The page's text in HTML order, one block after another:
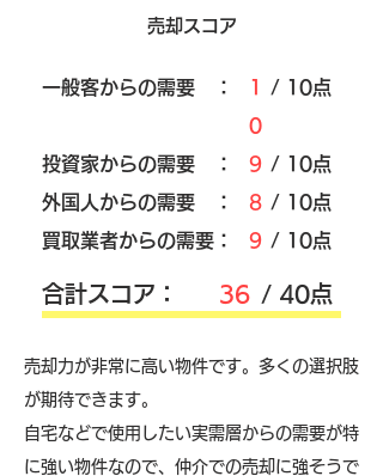
売却スコア
​一般客からの需要 ：
1
0
/ 10点
​投資家からの需要 ： 9 / 10点
外国人からの需要 ：
8 / 10点
買取業者からの需要：
9 / 10点
​合計スコア： 36 / 40点
売却力が非常に高い物件です。多くの選択肢
が期待できます。
自宅などで使用したい実需層からの需要が特
に強い物件なので、仲介での売却に強そうで